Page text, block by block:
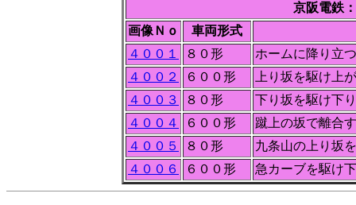
京阪電鉄
画像Ｎｏ
車両形式
４００１
８０形
ホームに降り立
４００２
６００形
上り坂を駆け上
４００３
８０形
下り坂を駆け下
４００４
６００形
蹴上の坂で離合
４００５
８０形
九条山の上り坂
４００６
６００形 急カーブを駆け